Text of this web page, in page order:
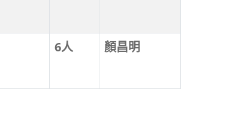
6人 顏昌明